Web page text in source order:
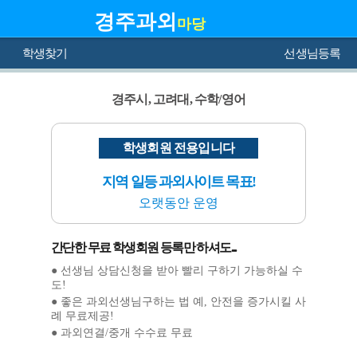
경주과외 마당
학생찾기 선생님등록
경주시, 고려대, 수학/영어
학생회원 전용입니다
지역 일등 과외사이트 목표!
오랫동안 운영
간단한 무료 학생회원 등록만 하셔도...
● 선생님 상담신청을 받아 빨리 구하기 가능하실 수
도!
● 좋은 과외선생님구하는 법 예, 안전을 증가시킬 사
례 무료제공!
● 과외연결/중개 수수료 무료